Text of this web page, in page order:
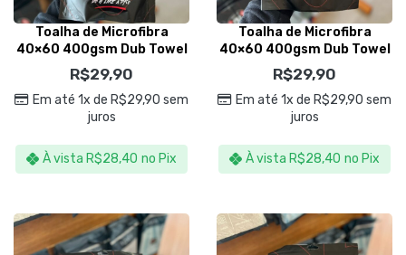
Toalha de Microfibra
40×60 400gsm Dub Towel
Vermelha – Dub Boyz
R$29,90
Em até 1x de R$29,90 sem
juros
À vista R$28,40 no Pix
Toalha de Microfibra
40×60 400gsm Dub Towel
Cinza – Dub Boyz
R$29,90
Em até 1x de R$29,90 sem
juros
À vista R$28,40 no Pix